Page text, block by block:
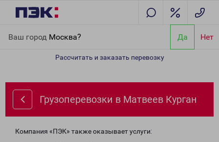
Ваш город Москва? Да Нет
Рассчитать и заказать перевозку
Грузоперевозки в Матвеев Курган
Компания «ПЭК» также оказывает услуги: